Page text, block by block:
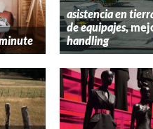
asistencia en
de equipajes,
handling